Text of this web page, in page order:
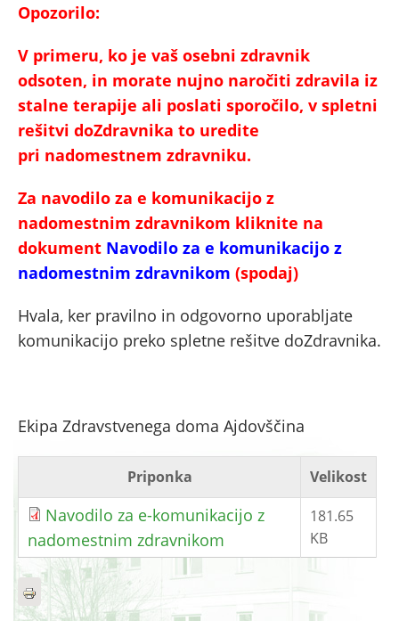
Opozorilo:
V primeru, ko je vaš osebni zdravnik
odsoten, in morate nujno naročiti zdravila iz
stalne terapije ali poslati sporočilo, v spletni
rešitvi doZdravnika to uredite
pri nadomestnem zdravniku.
Za navodilo za e komunikacijo z
nadomestnim zdravnikom kliknite na
dokument Navodilo za e komunikacijo z
nadomestnim zdravnikom (spodaj)
Hvala, ker pravilno in odgovorno uporabljate
komunikacijo preko spletne rešitve doZdravnika.
Ekipa Zdravstvenega doma Ajdovščina
Priponka Velikost
Navodilo za e-komunikacijo z
nadomestnim zdravnikom
181.65
KB